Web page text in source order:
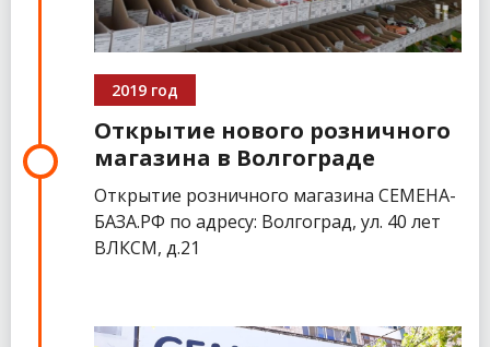
2019 год
Открытие нового розничного
магазина в Волгограде
Открытие розничного магазина СЕМЕНА-
БАЗА.РФ по адресу: Волгоград, ул. 40 лет
ВЛКСМ, д.21